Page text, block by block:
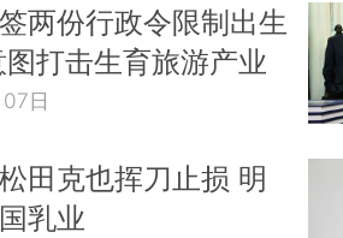
两份行政令限制出生
打击生育旅游产业
日
松田克也挥刀止损 明
乳业